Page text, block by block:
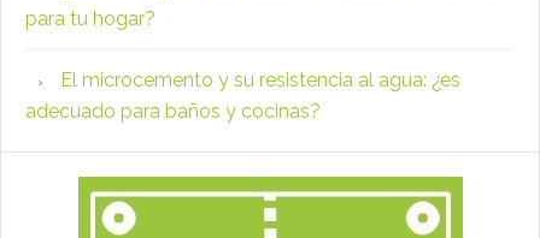
para tu hogar?
El microcemento y su resistencia al agua: ¿es
adecuado para baños y cocinas?